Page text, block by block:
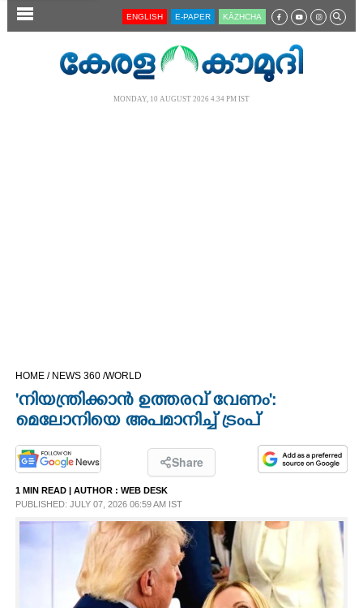
SECTIONS
CINEMA
OPINION
PHOTOS
LIFESTYLE
ENGLISH E-PAPER KĀZHCHA
MONDAY, 10 AUGUST 2026 4.34 PM IST
HOME / NEWS 360 /WORLD
'നിയന്ത്രിക്കാൻ ഉത്തരവ് വേണം':
മെലോനിയെ അപമാനിച്ച് ട്രംപ്
Share
1 MIN READ | AUTHOR : WEB DESK
PUBLISHED: JULY 07, 2026 06:59 AM IST